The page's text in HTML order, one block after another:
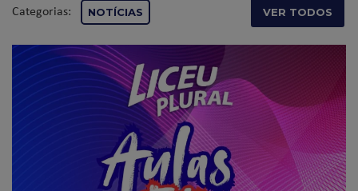
Categorias: NOTÍCIAS VER TODOS